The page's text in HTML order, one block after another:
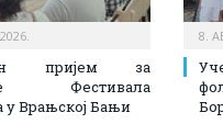
пријем за
Фестивала
у Врањској Бањи
8.